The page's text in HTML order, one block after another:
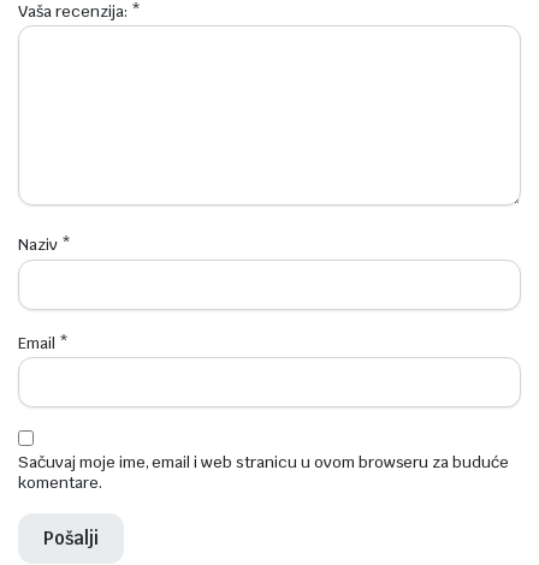
Vaša recenzija: *
Naziv *
Email *
Sačuvaj moje ime, email i web stranicu u ovom browseru za buduće
komentare.